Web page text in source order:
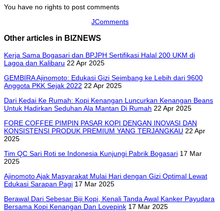
You have no rights to post comments
JComments
Other articles in BIZNEWS
Kerja Sama Bogasari dan BPJPH Sertifikasi Halal 200 UKM di
Lagoa dan Kalibaru 22 Apr 2025
GEMBIRA Ajinomoto: Edukasi Gizi Seimbang ke Lebih dari 9600
Anggota PKK Sejak 2022 22 Apr 2025
Dari Kedai Ke Rumah: Kopi Kenangan Luncurkan Kenangan Beans
Untuk Hadirkan Seduhan Ala Mantan Di Rumah 22 Apr 2025
FORE COFFEE PIMPIN PASAR KOPI DENGAN INOVASI DAN
KONSISTENSI PRODUK PREMIUM YANG TERJANGKAU 22 Apr
2025
Tim QC Sari Roti se Indonesia Kunjungi Pabrik Bogasari 17 Mar
2025
Ajinomoto Ajak Masyarakat Mulai Hari dengan Gizi Optimal Lewat
Edukasi Sarapan Pagi 17 Mar 2025
Berawal Dari Sebesar Biji Kopi, Kenali Tanda Awal Kanker Payudara
Bersama Kopi Kenangan Dan Lovepink 17 Mar 2025